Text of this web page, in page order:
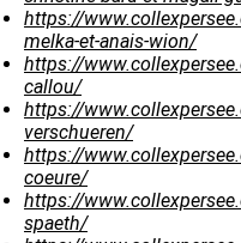
https://
melka-et-anais-wion/
https://
callou/
https://
verschueren/
https://
coeure/
https://
spaeth/